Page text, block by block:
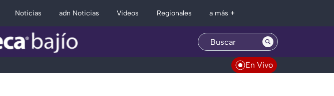
Noticias adn Noticias Videos Regionales a más +
En Vivo